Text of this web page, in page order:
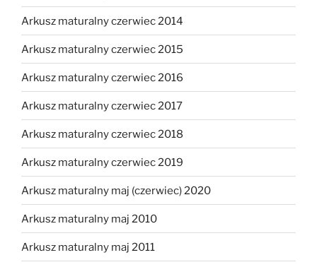
Arkusz maturalny czerwiec 2014
Arkusz maturalny czerwiec 2015
Arkusz maturalny czerwiec 2016
Arkusz maturalny czerwiec 2017
Arkusz maturalny czerwiec 2018
Arkusz maturalny czerwiec 2019
Arkusz maturalny maj (czerwiec) 2020
Arkusz maturalny maj 2010
Arkusz maturalny maj 2011